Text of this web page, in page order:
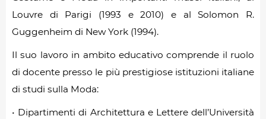
Louvre di Parigi (1993 e 2010) e al Solomon R.
Guggenheim di New York (1994).
Il suo lavoro in ambito educativo comprende il ruolo
di docente presso le più prestigiose istituzioni italiane
di studi sulla Moda:
• Dipartimenti di Architettura e Lettere dell’Università